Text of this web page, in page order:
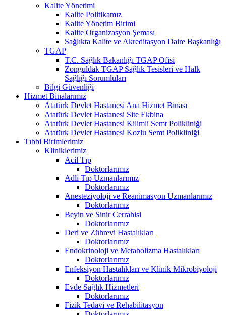
Kalite Yönetimi
Kalite Politikamız
Kalite Yönetim Birimi
Kalite Organizasyon Şeması
Sağlıkta Kalite ve Akreditasyon Daire Başkanlığı
TGAP
T.C. Sağlık Bakanlığı TGAP Ofisi
Zonguldak TGAP Sağlık Tesisleri ve Halk
Sağlığı Sorumluları
Bilgi Güvenliği
Hizmet Binalarımız
Atatürk Devlet Hastanesi Ana Hizmet Binası
Atatürk Devlet Hastanesi Site Ekbina
Atatürk Devlet Hastanesi Kilimli Semt Polikliniği
Atatürk Devlet Hastanesi Kozlu Semt Polikliniği
Tıbbi Birimlerimiz
Kliniklerimiz
Acil Tıp
Doktorlarımız
Adli Tıp Uzmanlarımız
Doktorlarımız
Anesteziyoloji ve Reanimasyon Uzmanlarımız
Doktorlarımız
Beyin ve Sinir Cerrahisi
Doktorlarımız
Deri ve Zührevi Hastalıkları
Doktorlarımız
Endokrinoloji ve Metabolizma Hastalıkları
Doktorlarımız
Enfeksiyon Hastalıkları ve Klinik Mikrobiyoloji
Doktorlarımız
Evde Sağlık Hizmetleri
Doktorlarımız
Fizik Tedavi ve Rehabilitasyon